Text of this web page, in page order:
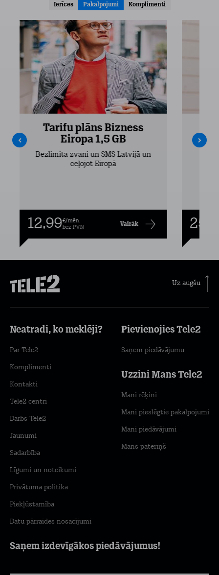
Ierīces Pakalpojumi Komplimenti
Tarifu plāns Bizness
Eiropa 1,5 GB
Bezlimita zvani un SMS Latvijā un
ceļojot Eiropā
12,99€/mēn.
bez PVN
Vairāk
Uz augšu
Saņem izdevīgākos piedāvājumus!
Neatradi, ko meklēji?
Par Tele2
Komplimenti
Kontakti
Tele2 centri
Darbs Tele2
Jaunumi
Sadarbība
Līgumi un noteikumi
Privātuma politika
Piekļūstamība
Datu pārraides nosacījumi
Pievienojies Tele2
Saņem piedāvājumu
Uzzini Mans Tele2
Mani rēķini
Mani pieslēgtie pakalpojumi
Mani piedāvājumi
Mans patēriņš